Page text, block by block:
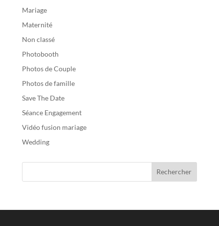
Mariage
Maternité
Non classé
Photobooth
Photos de Couple
Photos de famille
Save The Date
Séance Engagement
Vidéo fusion mariage
Wedding